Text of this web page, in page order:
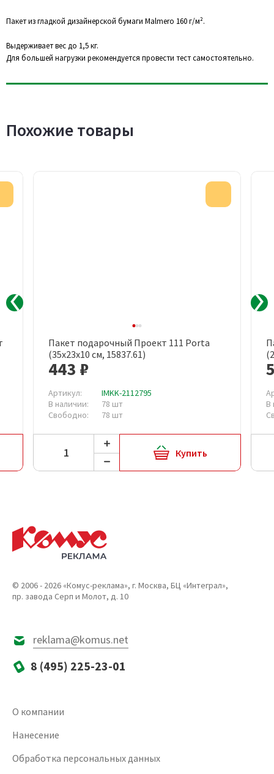
Пакет из гладкой дизайнерской бумаги Malmero 160 г/м².
Выдерживает вес до 1,5 кг.
Для большей нагрузки рекомендуется провести тест самостоятельно.
Похожие товары
Пакет подарочный Проект 111 Porta
(35x23x10 см, 15837.61)
443 ₽
Артикул:
IMKK-2112795
В наличии:
78 шт
Свободно:
78 шт
Купить
В
© 2006 - 2026 «Комус-реклама», г. Москва, БЦ «Интеграл»,
пр. завода Серп и Молот, д. 10
reklama@komus.net
8 (495) 225-23-01
О компании
Нанесение
Обработка персональных данных